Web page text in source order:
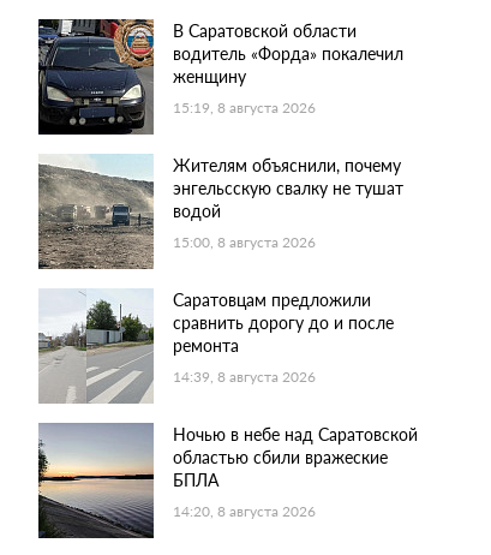
В Саратовской области
водитель «Форда» покалечил
женщину
15:19, 8 августа 2026
Жителям объяснили, почему
энгельсскую свалку не тушат
водой
15:00, 8 августа 2026
Саратовцам предложили
сравнить дорогу до и после
ремонта
14:39, 8 августа 2026
Ночью в небе над Саратовской
областью сбили вражеские
БПЛА
14:20, 8 августа 2026